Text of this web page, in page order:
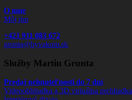
O mne
Môj tím
+421 911 083 672
grunta@byvakom.sk
Služby Martin Grunta
Predaj nehnuteľnosti do 7 dní
Videoobhliadka a 3D virtuálna prehliadka